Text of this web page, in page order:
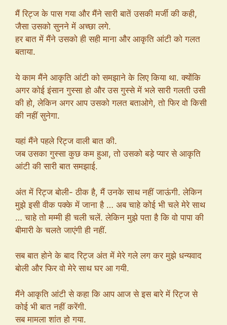
मैं रिट्ज के पास गया और मैंने सारी बातें उसकी मर्जी की कही,
जैसा उसको सुनने में अच्छा लगे.
हर बात में मैंने उसको ही सही माना और आकृति आंटी को गलत
बताया.
ये काम मैंने आकृति आंटी को समझाने के लिए किया था. क्योंकि
अगर कोई इंसान गुस्सा हो और उस गुस्से में भले सारी गलती उसी
की हो, लेकिन अगर आप उसको गलत बताओगे, तो फिर वो किसी
की नहीं सुनेगा.
यहां मैंने पहले रिट्ज वाली बात की.
जब उसका गुस्सा कुछ कम हुआ, तो उसको बड़े प्यार से आकृति
आंटी की सारी बात समझाई.
अंत में रिट्ज बोली- ठीक है, मैं उनके साथ नहीं जाऊंगी. लेकिन
मुझे इसी वीक पक्के में जाना है … अब चाहे कोई भी चले मेरे साथ
… चाहे तो मम्मी ही चली चलें. लेकिन मुझे पता है कि वो पापा की
बीमारी के चलते जाएंगी ही नहीं.
सब बात होने के बाद रिट्ज अंत में मेरे गले लग कर मुझे धन्यवाद
बोली और फिर वो मेरे साथ घर आ गयी.
मैंने आकृति आंटी से कहा कि आप आज से इस बारे में रिट्ज से
कोई भी बात नहीं करेंगी.
सब मामला शांत हो गया.